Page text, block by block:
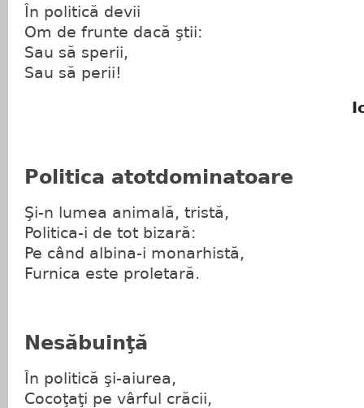
În politică devii
Om de frunte dacă ştii:
Sau să sperii,
Sau să perii!
Politica atotdominatoare
Şi-n lumea animală, tristă,
Politica-i de tot bizară:
Pe când albina-i monarhistă,
Furnica este proletară.
Nesăbuinţă
În politică şi-aiurea,
Cocoţaţi pe vârful crăcii,